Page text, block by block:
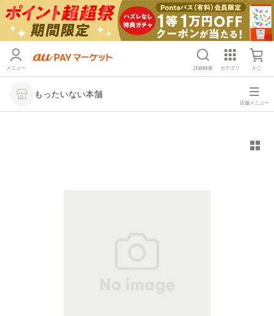
メニュー 詳細検索 カテゴリ かご
もったいない本舗
店舗メニュー